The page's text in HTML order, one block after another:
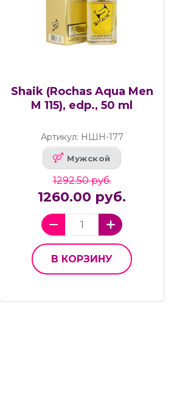
Shaik (Rochas Aqua Men
M 115), edp., 50 ml
Артикул: НШН-177
Мужской
1292.50 руб.
1260.00 руб.
В КОРЗИНУ